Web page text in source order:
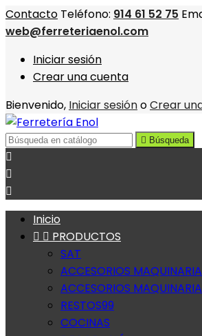
Contacto Teléfono: 914 61 52 75
web@ferreteriaenol.com
Iniciar sesión
Crear una cuenta
Bienvenido, Iniciar sesiónoCrear
 Búsqueda



Inicio
  PRODUCTOS
SAT
ACCESORIOS MAQUINARIA
ACCESORIOS MAQUINARIA
RESTOS99
COCINAS